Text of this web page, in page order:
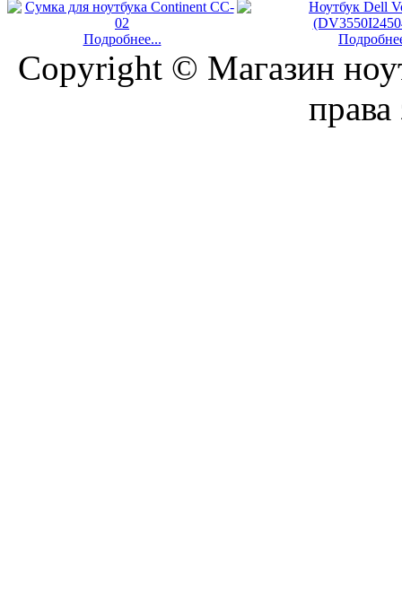
Подробнее...
Copyright © Магазин